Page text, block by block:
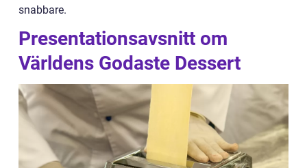
snabbare.
Presentationsavsnitt om
Världens Godaste Dessert